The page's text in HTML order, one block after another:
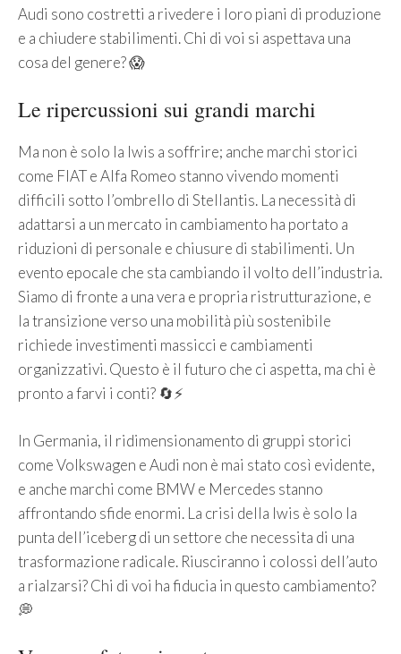
Audi sono costretti a rivedere i loro piani di produzione
e a chiudere stabilimenti. Chi di voi si aspettava una
cosa del genere? 😱
Le ripercussioni sui grandi marchi
Ma non è solo la Iwis a soffrire; anche marchi storici
come FIAT e Alfa Romeo stanno vivendo momenti
difficili sotto l’ombrello di Stellantis. La necessità di
adattarsi a un mercato in cambiamento ha portato a
riduzioni di personale e chiusure di stabilimenti. Un
evento epocale che sta cambiando il volto dell’industria.
Siamo di fronte a una vera e propria ristrutturazione, e
la transizione verso una mobilità più sostenibile
richiede investimenti massicci e cambiamenti
organizzativi. Questo è il futuro che ci aspetta, ma chi è
pronto a farvi i conti? 🔄⚡
In Germania, il ridimensionamento di gruppi storici
come Volkswagen e Audi non è mai stato così evidente,
e anche marchi come BMW e Mercedes stanno
affrontando sfide enormi. La crisi della Iwis è solo la
punta dell’iceberg di un settore che necessita di una
trasformazione radicale. Riusciranno i colossi dell’auto
a rialzarsi? Chi di voi ha fiducia in questo cambiamento?
💭